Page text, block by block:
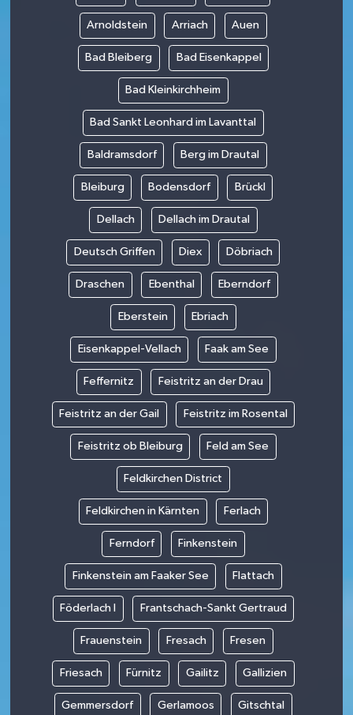
Arnoldstein Arriach Auen
Bad Bleiberg Bad Eisenkappel
Bad Kleinkirchheim
Bad Sankt Leonhard im Lavanttal
Baldramsdorf Berg im Drautal
Bleiburg Bodensdorf Brückl
Dellach Dellach im Drautal
Deutsch Griffen Diex Döbriach
Draschen Ebenthal Eberndorf
Eberstein Ebriach
Eisenkappel-Vellach Faak am See
Feffernitz Feistritz an der Drau
Feistritz an der Gail Feistritz im Rosental
Feistritz ob Bleiburg Feld am See
Feldkirchen District
Feldkirchen in Kärnten Ferlach
Ferndorf Finkenstein
Finkenstein am Faaker See Flattach
Föderlach I Frantschach-Sankt Gertraud
Frauenstein Fresach Fresen
Friesach Fürnitz Gailitz Gallizien
Gemmersdorf Gerlamoos Gitschtal